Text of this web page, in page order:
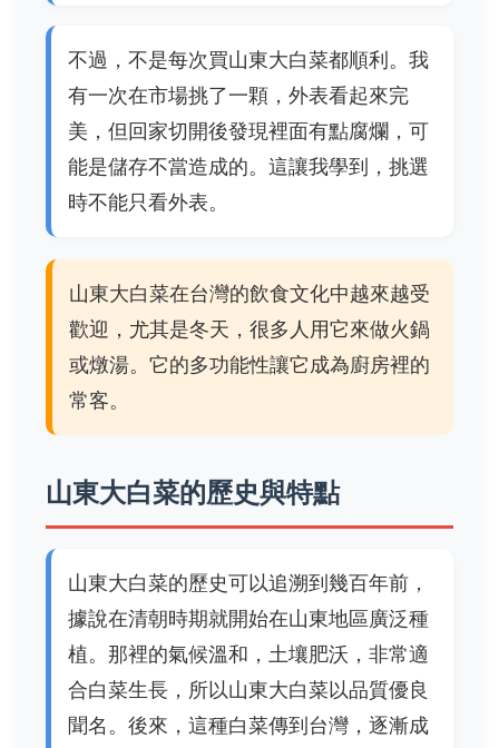
不過，不是每次買山東大白菜都順利。我
有一次在市場挑了一顆，外表看起來完
美，但回家切開後發現裡面有點腐爛，可
能是儲存不當造成的。這讓我學到，挑選
時不能只看外表。
山東大白菜在台灣的飲食文化中越來越受
歡迎，尤其是冬天，很多人用它來做火鍋
或燉湯。它的多功能性讓它成為廚房裡的
常客。
山東大白菜的歷史與特點
山東大白菜的歷史可以追溯到幾百年前，
據說在清朝時期就開始在山東地區廣泛種
植。那裡的氣候溫和，土壤肥沃，非常適
合白菜生長，所以山東大白菜以品質優良
聞名。後來，這種白菜傳到台灣，逐漸成